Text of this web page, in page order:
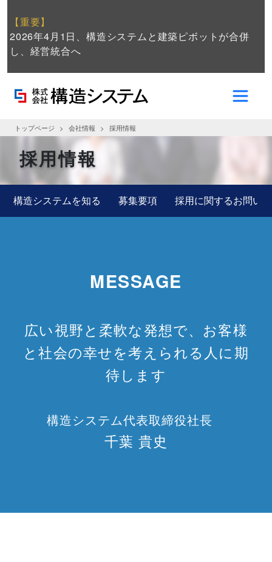
【重要】
2026年4月1日、構造システムと建築ピボットが合併
し、経営統合へ
トップページ 会社情報 採用情報
採用情報
構造システムを知る 募集要項 採用に関するお問い
MESSAGE
広い視野と柔軟な発想で、お客様
と社会の幸せを考えられる人に期
待します
構造システム代表取締役社長
千葉 貴史